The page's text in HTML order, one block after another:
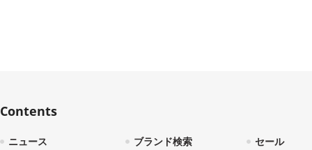
Contents
ニュース ブランド検索 セール